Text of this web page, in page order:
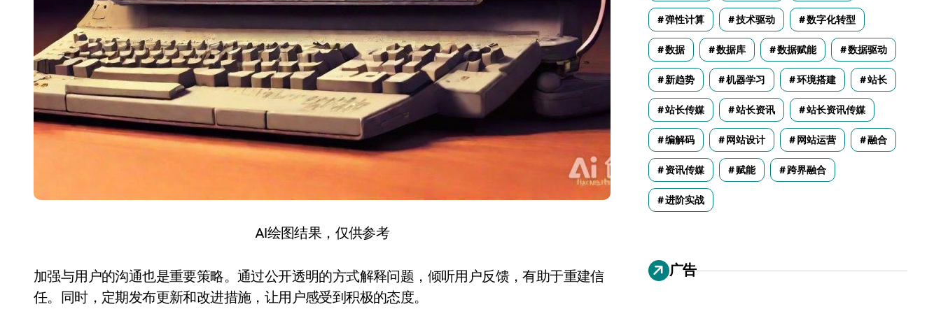
AI绘图结果，仅供参考
加强与用户的沟通也是重要策略。通过公开透明的方式解释问题，倾听用户反馈，有助于重建信
任。同时，定期发布更新和改进措施，让用户感受到积极的态度。
弹性计算 技术驱动 数字化转型
数据 数据库 数据赋能 数据驱动
新趋势 机器学习 环境搭建 站长
站长传媒 站长资讯 站长资讯传媒
编解码 网站设计 网站运营 融合
资讯传媒 赋能 跨界融合
进阶实战
广告